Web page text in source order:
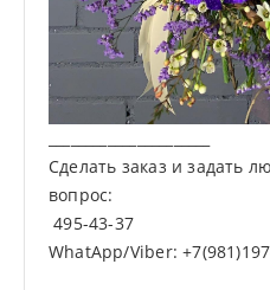
Сделать заказ и задать
вопрос:
495-43-37
WhatApp/Viber: